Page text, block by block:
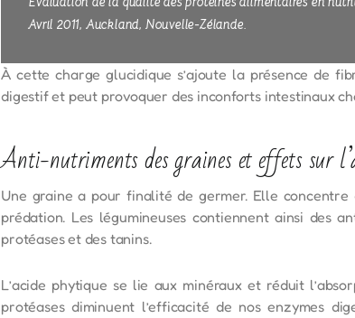
Avril 2011, Auckland, Nouvelle-Zélande.
À cette charge glucidique s’ajoute la présence de
digestif et peut provoquer des inconforts intestinaux
Anti-nutriments des graines et effets sur
Une graine a pour finalité de germer. Elle
prédation. Les légumineuses contiennent ainsi des
protéases et des tanins.
L’acide phytique se lie aux minéraux et réduit
protéases diminuent l’efficacité de nos enzymes